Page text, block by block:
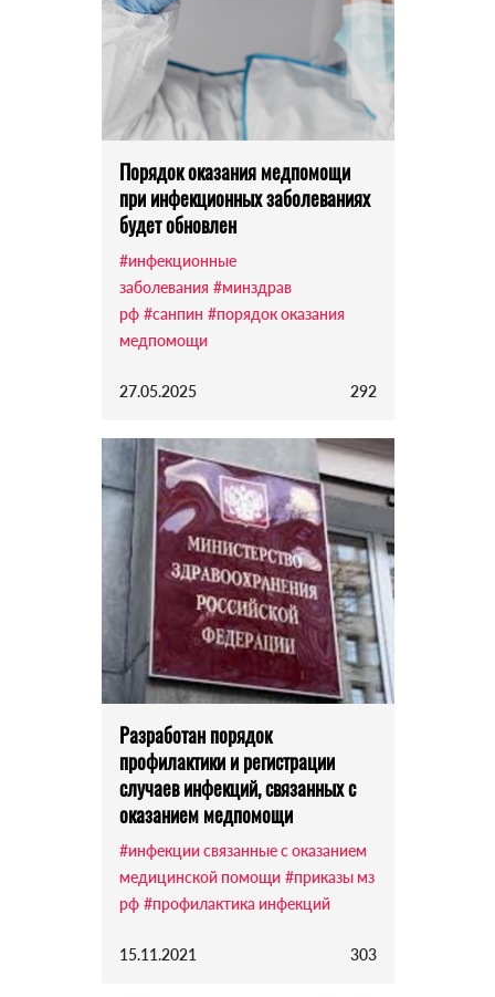
Порядок оказания медпомощи
при инфекционных заболеваниях
будет обновлен
#инфекционные
заболевания #минздрав
рф #санпин #порядок оказания
медпомощи
27.05.2025 292
Разработан порядок
профилактики и регистрации
случаев инфекций, связанных с
оказанием медпомощи
#инфекции связанные с оказанием
медицинской помощи #приказы мз
рф #профилактика инфекций
15.11.2021 303